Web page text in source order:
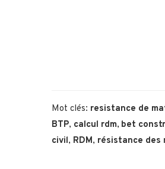
Mot clés: resistance de
BTP, calcul rdm, bet
civil, RDM, résistance des